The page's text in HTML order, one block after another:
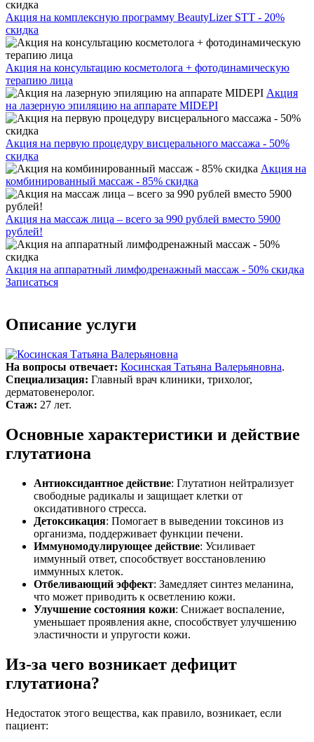
Акция на комплексную программу BeautyLizer STT - 20%
скидка
Акция на консультацию косметолога + фотодинамическую
терапию лица
Акция
на лазерную эпиляцию на аппарате MIDEPI
Акция на первую процедуру висцерального массажа - 50%
скидка
Акция на
комбинированный массаж - 85% скидка
Акция на массаж лица – всего за 990 рублей вместо 5900
рублей!
Акция на аппаратный лимфодренажный массаж - 50% скидка
Записаться
Описание услуги
На вопросы отвечает: Косинская Татьяна Валерьяновна.
Специализация: Главный врач клиники, трихолог,
дерматовенеролог.
Стаж: 27 лет.
Основные характеристики и действие
глутатиона
Антиоксидантное действие: Глутатион нейтрализует
свободные радикалы и защищает клетки от
оксидативного стресса.
Детоксикация: Помогает в выведении токсинов из
организма, поддерживает функции печени.
Иммуномодулирующее действие: Усиливает
иммунный ответ, способствует восстановлению
иммунных клеток.
Отбеливающий эффект: Замедляет синтез меланина,
что может приводить к осветлению кожи.
Улучшение состояния кожи: Снижает воспаление,
уменьшает проявления акне, способствует улучшению
эластичности и упругости кожи.
Из-за чего возникает дефицит
глутатиона?
Недостаток этого вещества, как правило, возникает, если
пациент: